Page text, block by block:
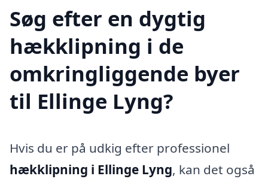
Søg efter en dygtig
hækklipning i de
omkringliggende byer
til Ellinge Lyng?
Hvis du er på udkig efter professionel
hækklipning i Ellinge Lyng, kan det også